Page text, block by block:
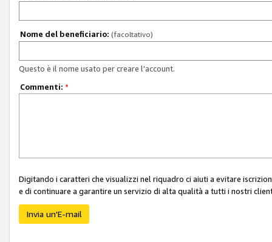
Nome del beneficiario: (facoltativo)
Questo è il nome usato per creare l'account.
Commenti: *
Digitando i caratteri che visualizzi nel riquadro ci aiuti a evitare
e di continuare a garantire un servizio di alta qualità a tutti i nostri
Invia un'E-mail